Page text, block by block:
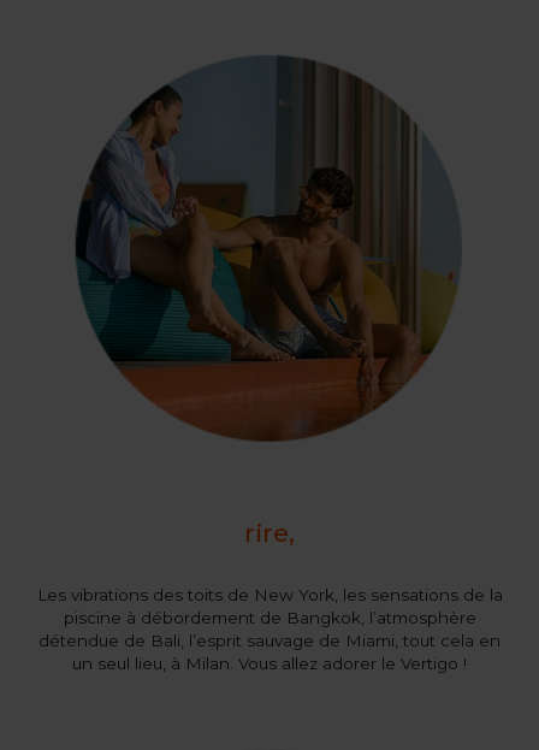
rire,
Les vibrations des toits de New York, les sensations de la
piscine à débordement de Bangkok, l’atmosphère
détendue de Bali, l’esprit sauvage de Miami, tout cela en
un seul lieu, à Milan. Vous allez adorer le Vertigo !